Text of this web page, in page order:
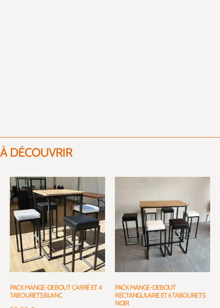
À DÉCOUVRIR
PACK MANGE-DEBOUT CARRÉ ET 4
TABOURETS BLANC
PACK MANGE-DEBOUT
RECTANGULAIRE ET 6 TABOURETS
NOIR